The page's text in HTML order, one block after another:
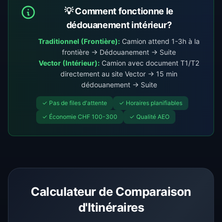
💡 Comment fonctionne le
dédouanement intérieur?
Traditionnel (Frontière): Camion attend 1-3h à la
frontière → Dédouanement → Suite
Vector (Intérieur): Camion avec document T1/T2
directement au site Vector → 15 min
dédouanement → Suite
✓ Pas de files d'attente ✓ Horaires planifiables
✓ Économie CHF 100-300 ✓ Qualité AEO
Calculateur de Comparaison
d'Itinéraires